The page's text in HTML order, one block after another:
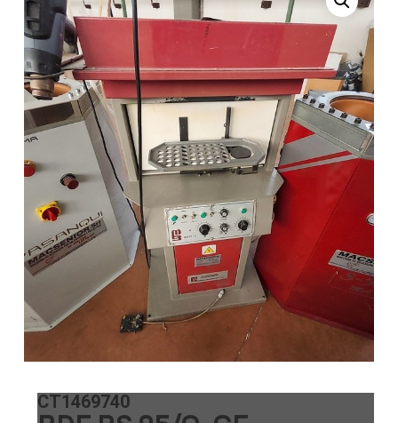
CT1469740